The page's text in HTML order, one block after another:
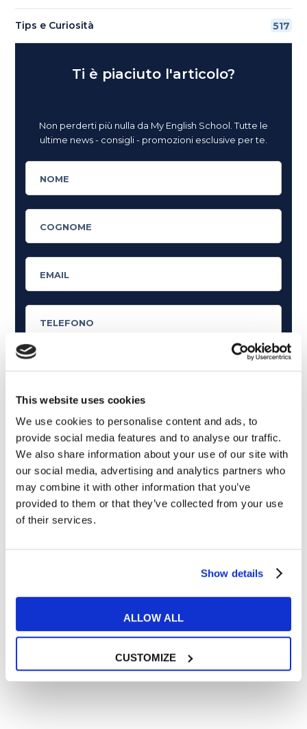
This website uses cookies
We use cookies to personalise content and ads, to
provide social media features and to analyse our traffic.
We also share information about your use of our site with
our social media, advertising and analytics partners who
may combine it with other information that you’ve
provided to them or that they’ve collected from your use
of their services.
Show details
ALLOW ALL
CUSTOMIZE
Tips e Curiosità 517
Ti è piaciuto l'articolo?
Non perderti più nulla da My English School. Tutte le
ultime news - consigli - promozioni esclusive per te.
Cosa ti piace leggere?
Articoli dedicati alla grammatica inglese
Articoli dedicati a inglese nel mondo del lavoro
Articoli con tips e new sulla lingua inglese
Articoli divertenti su film e musica
In quanto di età superiore ai 16 anni, dichiaro di acconsentire
al trattamento dei miei dati personali in conformità
RICHIEDI INFORMAZIONI